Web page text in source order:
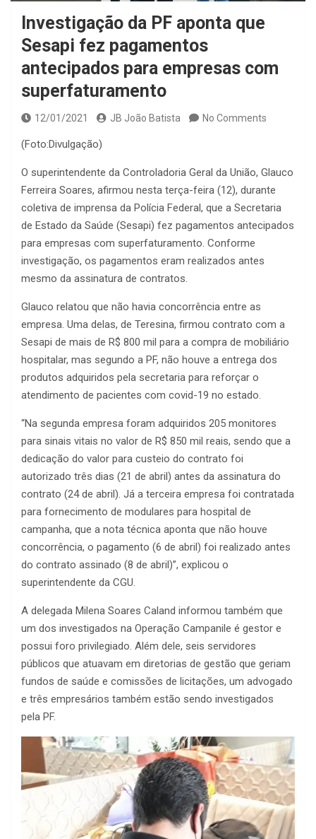
Investigação da PF aponta que
Sesapi fez pagamentos
antecipados para empresas com
superfaturamento
12/01/2021 JB João Batista No Comments
(Foto:Divulgação)
O superintendente da Controladoria Geral da União, Glauco
Ferreira Soares, afirmou nesta terça-feira (12), durante
coletiva de imprensa da Polícia Federal, que a Secretaria
de Estado da Saúde (Sesapi) fez pagamentos antecipados
para empresas com superfaturamento. Conforme
investigação, os pagamentos eram realizados antes
mesmo da assinatura de contratos.
Glauco relatou que não havia concorrência entre as
empresa. Uma delas, de Teresina, firmou contrato com a
Sesapi de mais de R$ 800 mil para a compra de mobiliário
hospitalar, mas segundo a PF, não houve a entrega dos
produtos adquiridos pela secretaria para reforçar o
atendimento de pacientes com covid-19 no estado.
“Na segunda empresa foram adquiridos 205 monitores
para sinais vitais no valor de R$ 850 mil reais, sendo que a
dedicação do valor para custeio do contrato foi
autorizado três dias (21 de abril) antes da assinatura do
contrato (24 de abril). Já a terceira empresa foi contratada
para fornecimento de modulares para hospital de
campanha, que a nota técnica aponta que não houve
concorrência, o pagamento (6 de abril) foi realizado antes
do contrato assinado (8 de abril)”, explicou o
superintendente da CGU.
A delegada Milena Soares Caland informou também que
um dos investigados na Operação Campanile é gestor e
possui foro privilegiado. Além dele, seis servidores
públicos que atuavam em diretorias de gestão que geriam
fundos de saúde e comissões de licitações, um advogado
e três empresários também estão sendo investigados
pela PF.